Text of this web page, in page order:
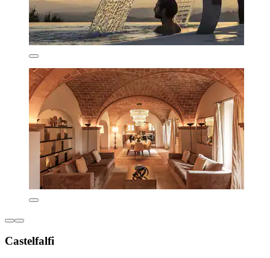
Castelfalfi